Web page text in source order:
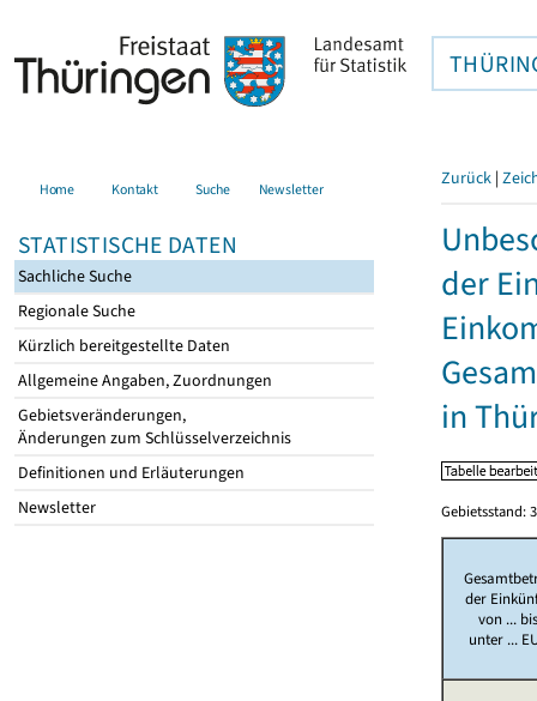
Home Kontakt Suche Newsletter
STATISTISCHE DATEN
Sachliche Suche
Regionale Suche
Kürzlich bereitgestellte Daten
Allgemeine Angaben, Zuordnungen
Gebietsveränderungen,
Änderungen zum Schlüsselverzeichnis
Definitionen und Erläuterungen
Newsletter
Zurück |
der
in
Gebietsstand:
der
von ...
unter ...